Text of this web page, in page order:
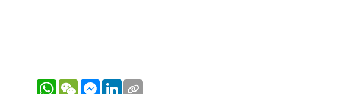
WhatsApp
WeChatMessenger
LinkedIn